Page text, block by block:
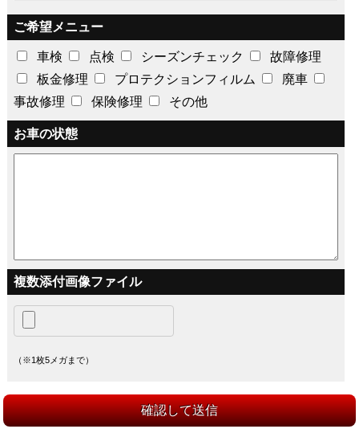
ご希望メニュー
車検 点検 シーズンチェック
故障修理
板金修理
プロテクションフィルム
廃車
事故修理
保険修理 その他
お車の状態
複数添付画像ファイル
（※1枚5メガまで）